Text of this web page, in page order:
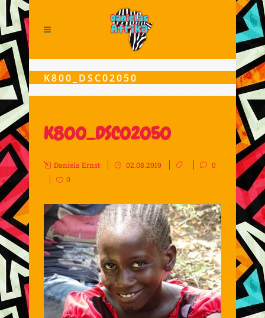
K800_DSC02050
K800_DSC02050
Daniela Ernst 02.08.2019
0
0